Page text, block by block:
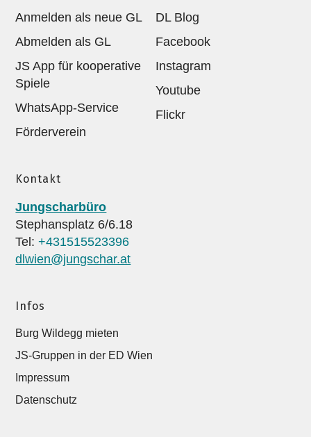
Anmelden als neue GL
Abmelden als GL
JS App für kooperative
Spiele
WhatsApp-Service
Förderverein
DL Blog
Facebook
Instagram
Youtube
Flickr
Kontakt
Jungscharbüro
Stephansplatz 6/6.18
Tel:+431515523396
dlwien@jungschar.at
Infos
Burg Wildegg mieten
JS-Gruppen in der ED Wien
Impressum
Datenschutz